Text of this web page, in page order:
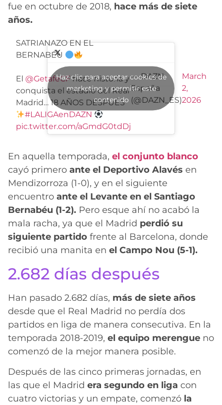
fue en octubre de 2018, hace más de siete
años.
SATRIANAZO EN EL
BERNABÉU
El @GetafeCFhace historia y
conquista el estadio del Real
Madrid… 18 AÑOS DESPUÉS
#LALIGAenDAZN
pic.twitter.com/aGmdG0tdDj
— DAZN
España
(@DAZN_ES)
March
2,
2026
Haz clic para aceptar cookies de
marketing y permitir este
contenido
En aquella temporada, el conjunto blanco
cayó primero ante el Deportivo Alavés en
Mendizorroza (1-0), y en el siguiente
encuentro ante el Levante en el Santiago
Bernabéu (1-2). Pero esque ahí no acabó la
mala racha, ya que el Madrid perdió su
siguiente partido frente al Barcelona, donde
recibió una manita en el Campo Nou (5-1).
2.682 días después
Han pasado 2.682 días, más de siete años
desde que el Real Madrid no perdía dos
partidos en liga de manera consecutiva. En la
temporada 2018-2019, el equipo merengue no
comenzó de la mejor manera posible.
Después de las cinco primeras jornadas, en
las que el Madrid era segundo en liga con
cuatro victorias y un empate, comenzó la